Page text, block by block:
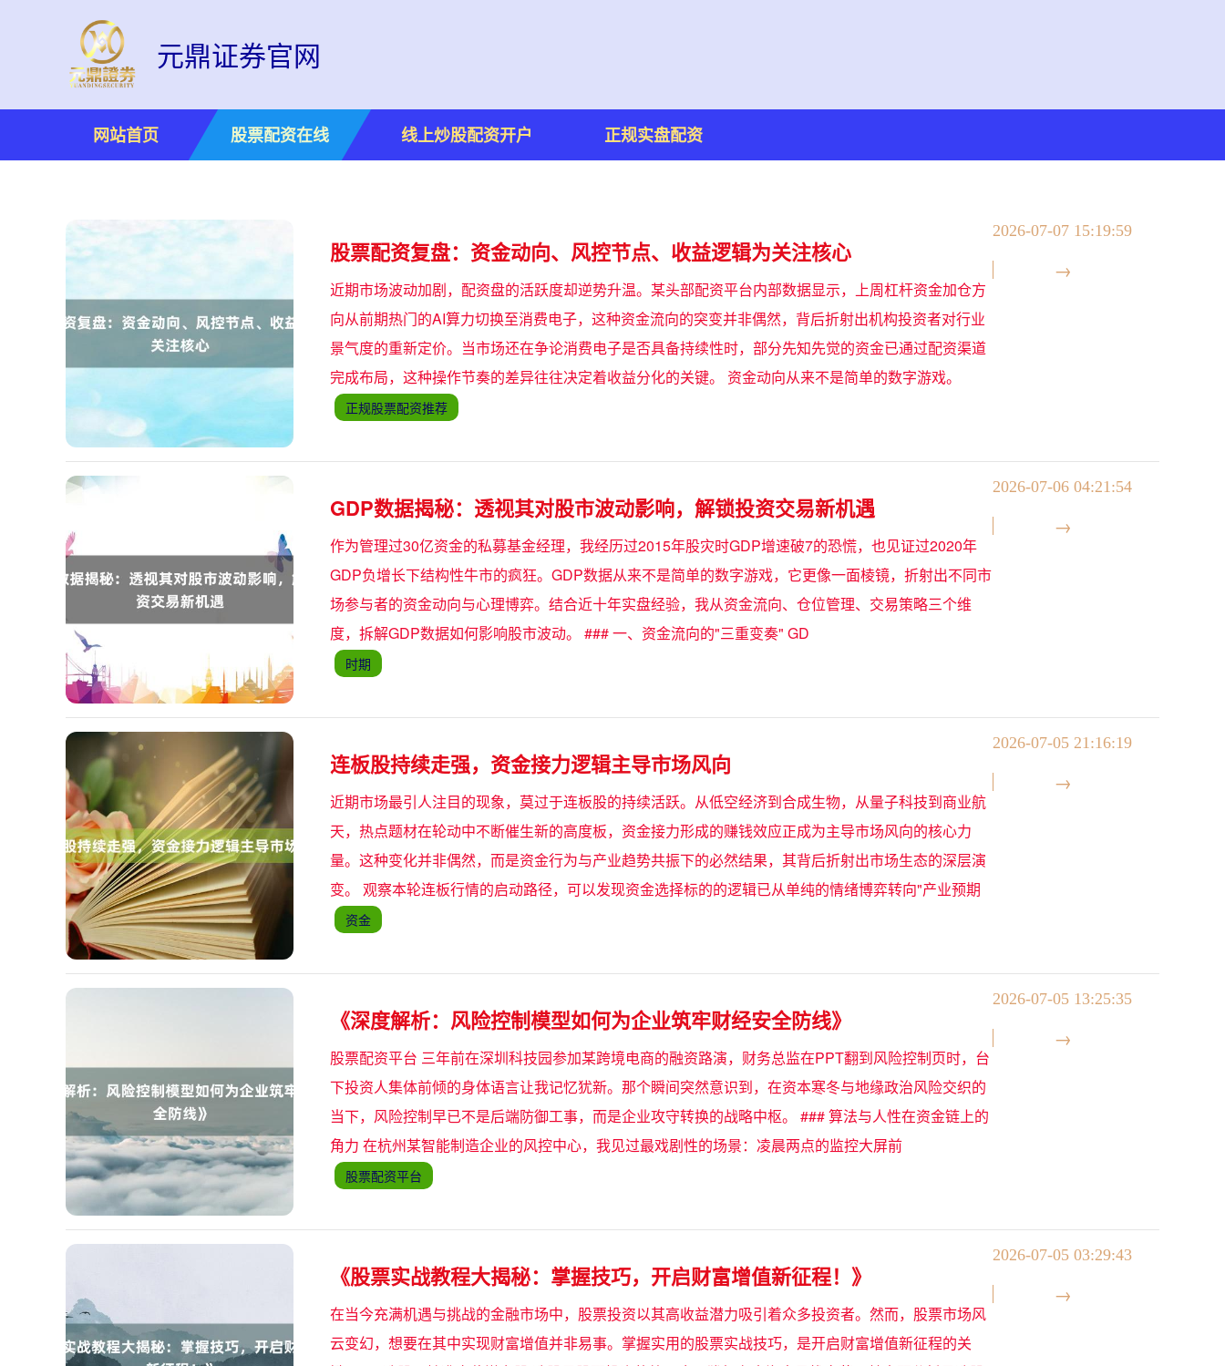
元鼎证券官网
网站首页 股票配资在线 线上炒股配资开户 正规实盘配资
股票配资复盘：资金动向、风控节点、收益逻辑为关注核心
2026-07-07 15:19:59
近期市场波动加剧，配资盘的活跃度却逆势升温。某头部配资平台内部数据显示，上周杠杆资金加仓方
向从前期热门的AI算力切换至消费电子，这种资金流向的突变并非偶然，背后折射出机构投资者对行业
景气度的重新定价。当市场还在争论消费电子是否具备持续性时，部分先知先觉的资金已通过配资渠道
完成布局，这种操作节奏的差异往往决定着收益分化的关键。 资金动向从来不是简单的数字游戏。
正规股票配资推荐
GDP数据揭秘：透视其对股市波动影响，解锁投资交易新机遇
2026-07-06 04:21:54
作为管理过30亿资金的私募基金经理，我经历过2015年股灾时GDP增速破7的恐慌，也见证过2020年
GDP负增长下结构性牛市的疯狂。GDP数据从来不是简单的数字游戏，它更像一面棱镜，折射出不同市
场参与者的资金动向与心理博弈。结合近十年实盘经验，我从资金流向、仓位管理、交易策略三个维
度，拆解GDP数据如何影响股市波动。 ### 一、资金流向的"三重变奏" GD
时期
连板股持续走强，资金接力逻辑主导市场风向
2026-07-05 21:16:19
近期市场最引人注目的现象，莫过于连板股的持续活跃。从低空经济到合成生物，从量子科技到商业航
天，热点题材在轮动中不断催生新的高度板，资金接力形成的赚钱效应正成为主导市场风向的核心力
量。这种变化并非偶然，而是资金行为与产业趋势共振下的必然结果，其背后折射出市场生态的深层演
变。 观察本轮连板行情的启动路径，可以发现资金选择标的的逻辑已从单纯的情绪博弈转向"产业预期
资金
《深度解析：风险控制模型如何为企业筑牢财经安全防线》
2026-07-05 13:25:35
股票配资平台 三年前在深圳科技园参加某跨境电商的融资路演，财务总监在PPT翻到风险控制页时，台
下投资人集体前倾的身体语言让我记忆犹新。那个瞬间突然意识到，在资本寒冬与地缘政治风险交织的
当下，风险控制早已不是后端防御工事，而是企业攻守转换的战略中枢。 ### 算法与人性在资金链上的
角力 在杭州某智能制造企业的风控中心，我见过最戏剧性的场景：凌晨两点的监控大屏前
股票配资平台
《股票实战教程大揭秘：掌握技巧，开启财富增值新征程！》
2026-07-05 03:29:43
在当今充满机遇与挑战的金融市场中，股票投资以其高收益潜力吸引着众多投资者。然而，股票市场风
云变幻，想要在其中实现财富增值并非易事。掌握实用的股票实战技巧，是开启财富增值新征程的关